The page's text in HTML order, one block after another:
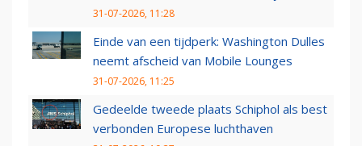
31-07-2026, 11:28
Einde van een tijdperk: Washington Dulles
neemt afscheid van Mobile Lounges
31-07-2026, 11:25
Gedeelde tweede plaats Schiphol als best
verbonden Europese luchthaven